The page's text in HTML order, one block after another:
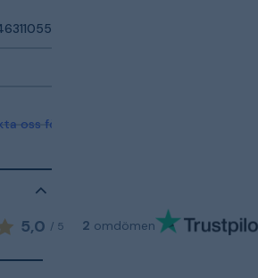
oss för mer information
5,0 / 5 2 omdömen